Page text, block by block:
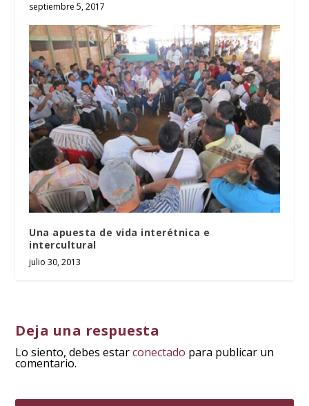
septiembre 5, 2017
Una apuesta de vida interétnica e
intercultural
julio 30, 2013
Deja una respuesta
Lo siento, debes estarconectado para publicar un
comentario.